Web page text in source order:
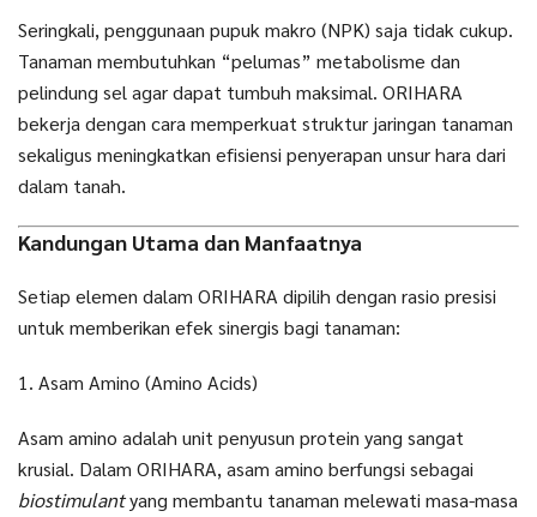
Seringkali, penggunaan pupuk makro (NPK) saja tidak cukup.
Tanaman membutuhkan “pelumas” metabolisme dan
pelindung sel agar dapat tumbuh maksimal. ORIHARA
bekerja dengan cara memperkuat struktur jaringan tanaman
sekaligus meningkatkan efisiensi penyerapan unsur hara dari
dalam tanah.
Kandungan Utama dan Manfaatnya
Setiap elemen dalam ORIHARA dipilih dengan rasio presisi
untuk memberikan efek sinergis bagi tanaman:
1. Asam Amino (Amino Acids)
Asam amino adalah unit penyusun protein yang sangat
krusial. Dalam ORIHARA, asam amino berfungsi sebagai
biostimulantyang membantu tanaman melewati masa-masa